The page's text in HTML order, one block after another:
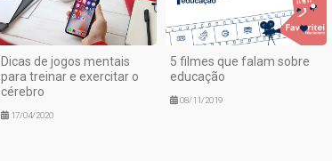
Dicas de jogos mentais
para treinar e exercitar o
cérebro
17/04/2020
5 filmes que falam sobre
educação
08/11/2019